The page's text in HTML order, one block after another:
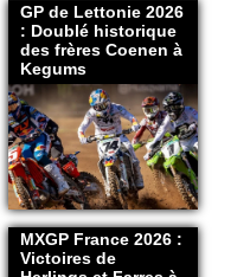
GP de Lettonie 2026
: Doublé historique
des frères Coenen à
Kegums
MXGP France 2026 :
Victoires de